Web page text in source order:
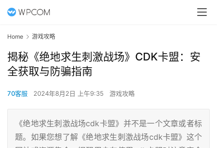
Home 游戏攻略
揭秘《绝地求生刺激战场》CDK卡盟：安
全获取与防骗指南
70客服 2024年8月2日 上午9:35 游戏攻略
《绝地求生刺激战场cdk卡盟》并不是一个文章或者标
题。如果您想了解《绝地求生刺激战场cdk卡盟》这个